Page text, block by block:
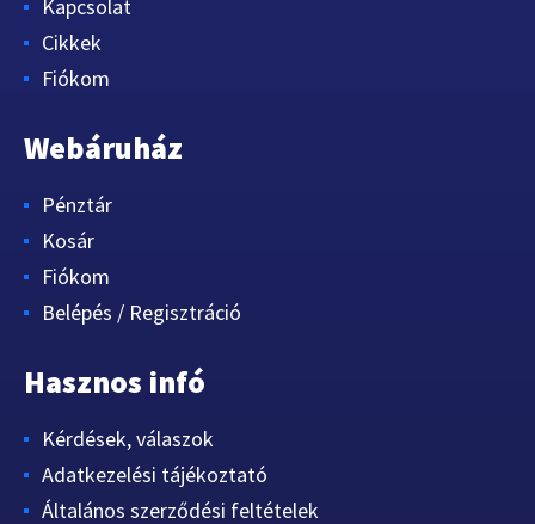
Kapcsolat
Cikkek
Fiókom
Webáruház
Pénztár
Kosár
Fiókom
Belépés / Regisztráció
Hasznos infó
Kérdések, válaszok
Adatkezelési tájékoztató
Általános szerződési feltételek